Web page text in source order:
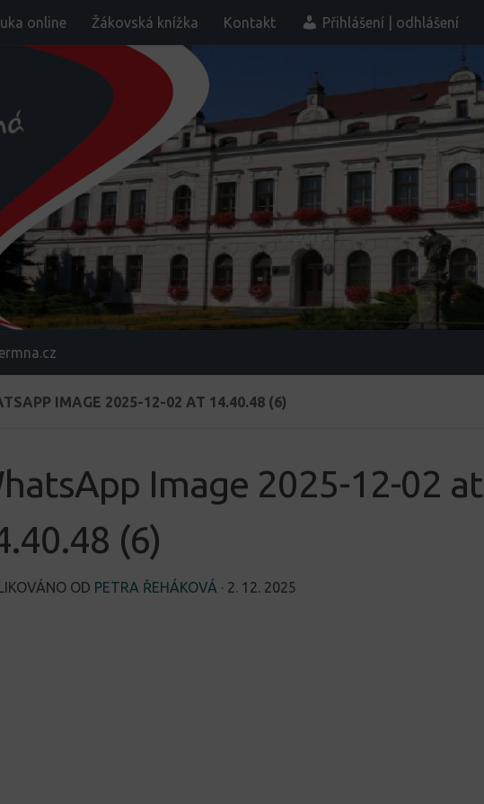
online Žákovská knížka Kontakt Přihlášení | odhlášení
IMAGE 2025-12-02 AT 14.40.48 (6)
Image 2025-12-02 at
(6)
OD PETRA ŘEHÁKOVÁ · 2. 12. 2025